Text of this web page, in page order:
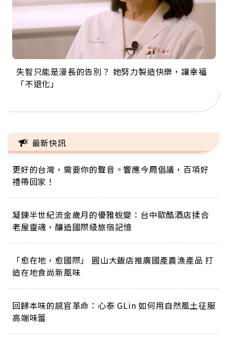
失智只能是漫長的告別？ 她努力製造快樂，讓幸福
「不退化」
來自剛果的巧克力神父 為台灣奉獻36年 「台灣是我
的家，我連作夢都講台語！」
63歲卸矽谷副總、搬回台灣找快樂！「蛋黃哥小
丑」走進安養院，逗樂上萬爺奶：退休後才開始真
104歲打破金氏世界紀錄 成為全球最年長羽球選
手，分享長壽的秘密原來是「這個」
事業巔峰他選擇追夢…黑手阿伯拉小提琴還登上小
巨蛋！連CNN都大讚！
最新快訊
更好的台灣，需要你的聲音。響應今周倡議，百項好
禮帶回家！
凝鍊半世紀流金歲月的優雅蛻變：台中歐酷酒店揉合
老屋靈魂，釀造國際級旅宿記憶
「愈在地，愈國際」 圓山大飯店推廣國產農漁產品 打
造在地食尚新風味
回歸本味的感官革命：心泰 GLin 如何用自然風土征服
高端味蕾